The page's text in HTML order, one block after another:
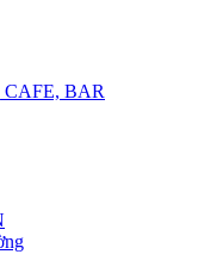
BAR